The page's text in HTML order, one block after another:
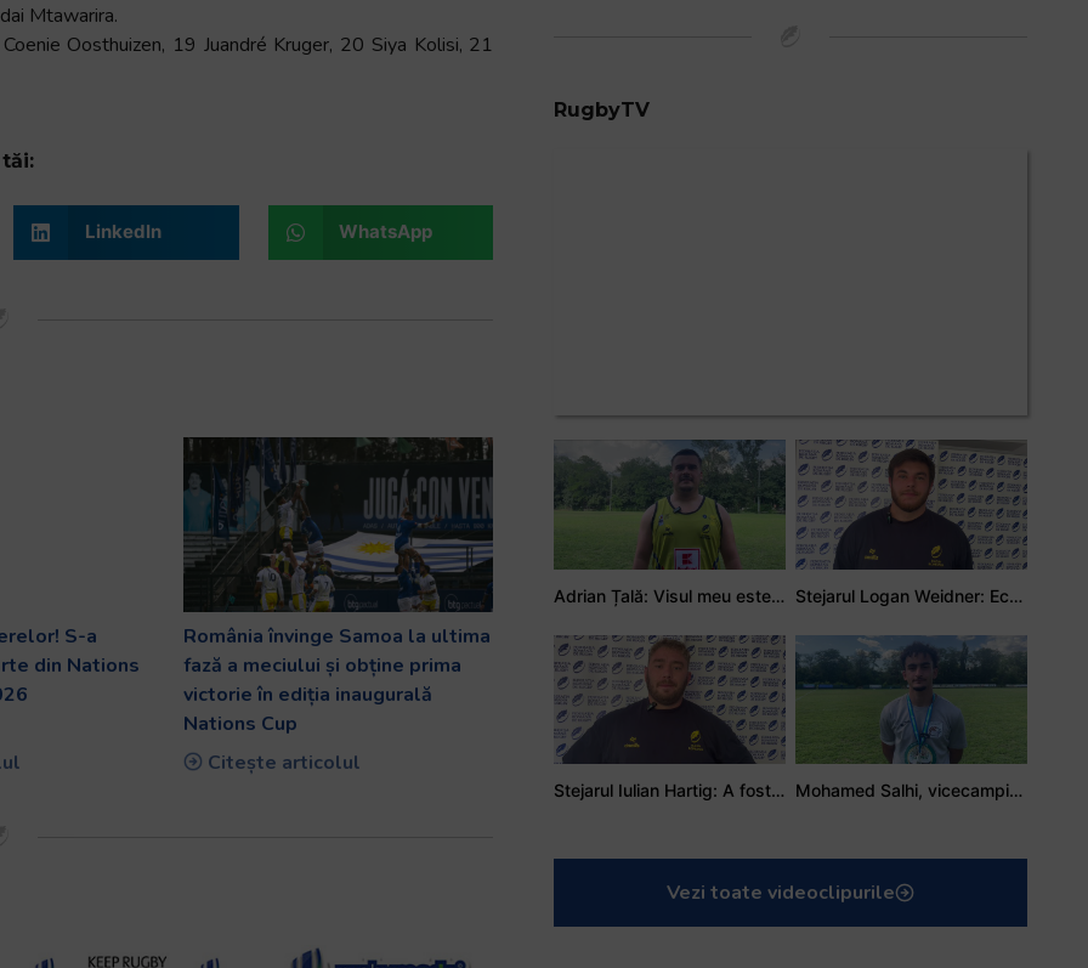
Mtawarira.
Oosthuizen, 19 Juandré Kruger, 20 Siya Kolisi, 21
LinkedIn WhatsApp
S-a
din Nations
România învinge Samoa la ultima
fază a meciului și obține prima
victorie în ediția inaugurală
Nations Cup
Citește articolul
RugbyTV
Adrian Țală: Visul meu este să debutez pentru România Stejarul Logan Weidner: Echipa a muncit mult, iar asta se va vedea în meciurile de la Nations Cup
Stejarul Iulian Hartig: A fost un turneu care a unit mai mult echipa Mohamed Salhi, vicecampion național juniori I: Rugby-ul te învață să accepți și înfrângerile
Vezi toate videoclipurile